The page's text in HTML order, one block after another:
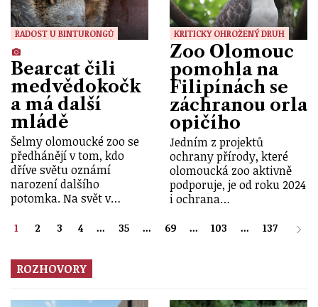
RADOST U BINTURONGŮ
Bearcat čili
medvědokočk
a má další
mládě
Šelmy olomoucké zoo se
předhánějí v tom, kdo
dříve světu oznámí
narození dalšího
potomka. Na svět v…
KRITICKY OHROŽENÝ DRUH
Zoo Olomouc
pomohla na
Filipínách se
záchranou orla
opičího
Jedním z projektů
ochrany přírody, které
olomoucká zoo aktivně
podporuje, je od roku 2024
i ochrana…
1 2 3 4 ... 35 ... 69 ... 103 ... 137
ROZHOVORY